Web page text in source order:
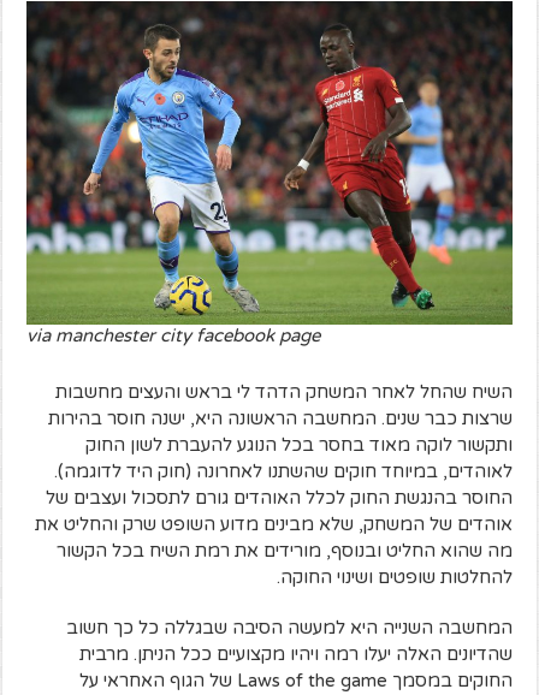
via manchester city facebook page
השיח שהחל לאחר המשחק הדהד לי בראש והעצים מחשבות
שרצות כבר שנים. המחשבה הראשונה היא, ישנה חוסר בהירות
ותקשור לוקה מאוד בחסר בכל הנוגע להעברת לשון החוק
לאוהדים, במיוחד חוקים שהשתנו לאחרונה (חוק היד לדוגמה).
החוסר בהנגשת החוק לכלל האוהדים גורם לתסכול ועצבים של
אוהדים של המשחק, שלא מבינים מדוע השופט שרק והחליט את
מה שהוא החליט ובנוסף, מורידים את רמת השיח בכל הקשור
להחלטות שופטים ושינוי החוקה.
המחשבה השנייה היא למעשה הסיבה שבגללה כל כך חשוב
שהדיונים האלה יעלו רמה ויהיו מקצועיים ככל הניתן. מרבית
החוקים במסמך Laws of the game של הגוף האחראי על